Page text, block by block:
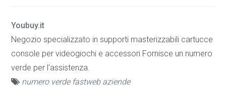
Youbuy.it
Negozio specializzato in supporti masterizzabili cartucce
console per videogiochi e accessori Fornisce un numero
verde per l'assistenza.
numero verde fastweb aziende